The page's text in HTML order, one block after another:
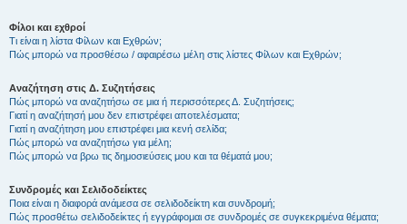
Φίλοι και εχθροί
Τι είναι η λίστα Φίλων και Εχθρών;
Πώς μπορώ να προσθέσω / αφαιρέσω μέλη στις λίστες Φίλων και Εχθρών;
Αναζήτηση στις Δ. Συζητήσεις
Πώς μπορώ να αναζητήσω σε μια ή περισσότερες Δ. Συζητήσεις;
Γιατί η αναζήτησή μου δεν επιστρέφει αποτελέσματα;
Γιατί η αναζήτηση μου επιστρέφει μια κενή σελίδα;
Πώς μπορώ να αναζητήσω για μέλη;
Πώς μπορώ να βρω τις δημοσιεύσεις μου και τα θέματά μου;
Συνδρομές και Σελιδοδείκτες
Ποια είναι η διαφορά ανάμεσα σε σελιδοδείκτη και συνδρομή;
Πώς προσθέτω σελιδοδείκτες ή εγγράφομαι σε συνδρομές σε συγκεκριμένα θέματα;